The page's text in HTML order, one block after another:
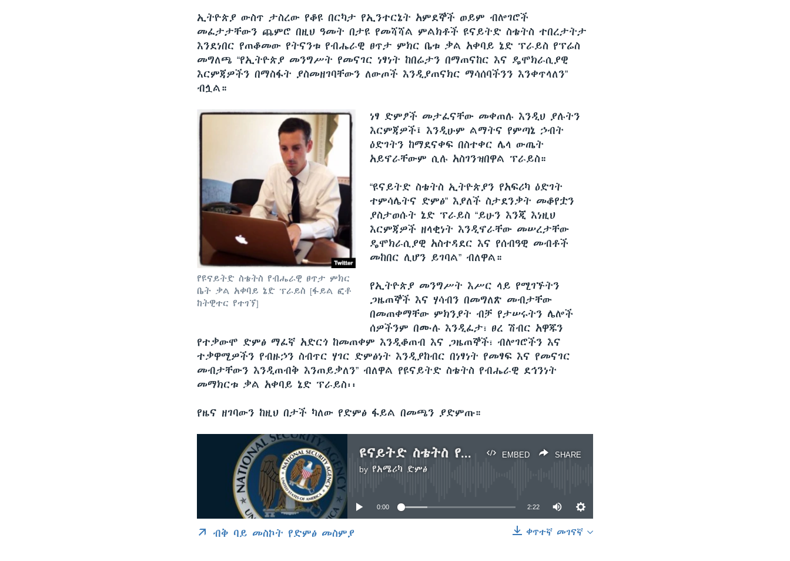
ኢትዮጵያ ውስጥ ታስረው የቆዩ በርካታ የኢንተርኔት አምደኞች ወይም ብሎገሮች
መፈታታቸውን ጨምሮ በዚህ ዓመት በታዩ የመሻሻል ምልክቶች ዩናይትድ ስቴትስ ተበረታትታ
እንደነበር የጠቆመው የትናንቱ የብሔራዊ ፀጥታ ምክር ቤቱ ቃል አቀባይ ኔድ ፕራይስ የፕሬስ
መግለጫ “የኢትዮጵያ መንግሥት የመናገር ነፃነት ከበሬታን በማጠናከር እና ዴሞክራሲያዊ
እርምጃዎችን በማስፋት ያስመዘገባቸውን ለውጦች እንዲያጠናክር ማሳሰባችንን እንቀጥላለን”
ብሏል።
የዩናይትድ ስቴትስ የብሔራዊ ፀጥታ ምክር
ቤት ቃል አቀባይ ኔድ ፕራይስ [ፋይል ፎቶ
ከትዊተር የተገኘ]
ነፃ ድምፆች መታፈናቸው መቀጠሉ እንዲህ ያሉትን
እርምጃዎች፤ እንዲሁም ልማትና የምጣኔ ኃብት
ዕድገትን ከማደናቀፍ በስተቀር ሌላ ውጤት
አይኖራቸውም ሲሉ አስገንዝበዋል ፕራይስ።
“ዩናይትድ ስቴትስ ኢትዮጵያን የአፍሪካ ዕድገት
ተምሳሌትና ድምፅ” እያለች ስታደንቃት መቆየቷን
ያስታወሱት ኔድ ፕራይስ “ይሁን እንጂ እነዚህ
እርምጃዎች ዘላቂነት እንዲኖራቸው መሠረታቸው
ዴሞክራሲያዊ አስተዳደር እና የሰብዓዊ መብቶች
መከበር ሊሆን ይገባል” ብለዋል።
የኢትዮጵያ መንግሥት እሥር ላይ የሚገኙትን
ጋዜጠኞች እና ሃሳብን በመግለጽ መብታቸው
በመጠቀማቸው ምክንያት ብቻ የታሠሩትን ሌሎች
ሰዎችንም በሙሉ እንዲፈታ፣ ፀረ ሽብር አዋጁን
የተቃውሞ ድምፅ ማፈኛ አድርጎ ከመጠቀም እንዲቆጠብ እና ጋዜጠኞች፣ ብሎገሮችን እና
ተቃዋሚዎችን የብዙኃን ስብጥር ሃገር ድምፅነት እንዲያከብር በነፃነት የመፃፍ እና የመናገር
መብታቸውን እንዲጠብቅ እንጠይቃለን” ብለዋል የዩናይትድ ስቴትስ የብሔራዊ ደኅንነት
መማክርቱ ቃል አቀባይ ኔድ ፕራይስ፡፡
የዜና ዘገባውን ከዚህ በታች ካለው የድምፅ ፋይል በመጫን ያድምጡ።
EMBED SHARE
ዩናይትድ ስቴትስ የጋዜጠኞችን መታሠር አወገዘች
by የአሜሪካ ድምፅ
No media source currently available
0:00 2:22
ቀጥተኛ መገናኛ
ብቅ ባይ መስኮት የድምፅ መስምያ